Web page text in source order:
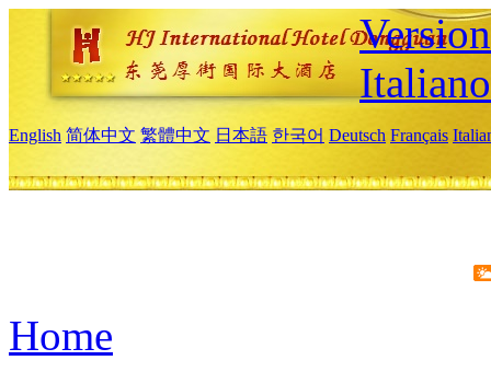
Italiano
English 简体中文 繁體中文 日本語 한국어 Deutsch Français
Home